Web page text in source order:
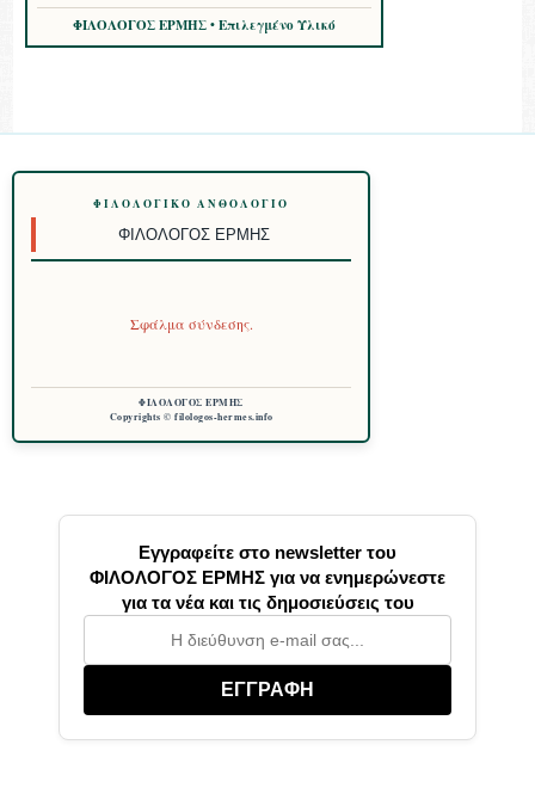
ΦΙΛΟΛΟΓΟΣ ΕΡΜΗΣ • Επιλεγμένο Υλικό
ΦΙΛΟΛΟΓΙΚΌ ΑΝΘΟΛΌΓΙΟ
ΦΙΛΌΛΟΓΟΣ ΕΡΜΉΣ
Σφάλμα σύνδεσης.
ΦΙΛΟΛΟΓΟΣ ΕΡΜΗΣ
Copyrights © filologos-hermes.info
Εγγραφείτε στο newsletter του
ΦΙΛΟΛΟΓΟΣ ΕΡΜΗΣ για να ενημερώνεστε
για τα νέα και τις δημοσιεύσεις του
ΕΓΓΡΑΦΗ